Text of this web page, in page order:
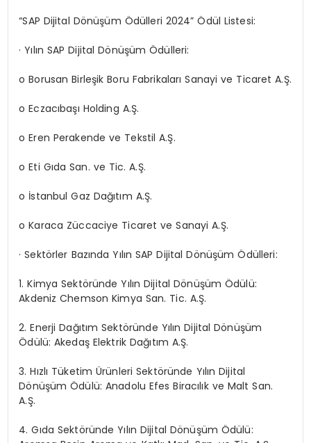
“SAP Dijital Dönüşüm Ödülleri 2024” Ödül Listesi:
· Yılın SAP Dijital Dönüşüm Ödülleri:
o Borusan Birleşik Boru Fabrikaları Sanayi ve Ticaret A.Ş.
o Eczacıbaşı Holding A.Ş.
o Eren Perakende ve Tekstil A.Ş.
o Eti Gıda San. ve Tic. A.Ş.
o İstanbul Gaz Dağıtım A.Ş.
o Karaca Züccaciye Ticaret ve Sanayi A.Ş.
· Sektörler Bazında Yılın SAP Dijital Dönüşüm Ödülleri:
1. Kimya Sektöründe Yılın Dijital Dönüşüm Ödülü:
Akdeniz Chemson Kimya San. Tic. A.Ş.
2. Enerji Dağıtım Sektöründe Yılın Dijital Dönüşüm
Ödülü: Akedaş Elektrik Dağıtım A.Ş.
3. Hızlı Tüketim Ürünleri Sektöründe Yılın Dijital
Dönüşüm Ödülü: Anadolu Efes Biracılık ve Malt San.
A.Ş.
4. Gıda Sektöründe Yılın Dijital Dönüşüm Ödülü: